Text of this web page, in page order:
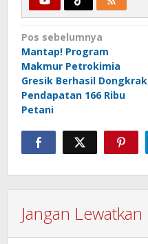
Navigasi
pos
Pos sebelumnya
Mantap! Program
Makmur Petrokimia
Gresik Berhasil Dongkrak
Pendapatan 166 Ribu
Petani
Jangan Lewatkan